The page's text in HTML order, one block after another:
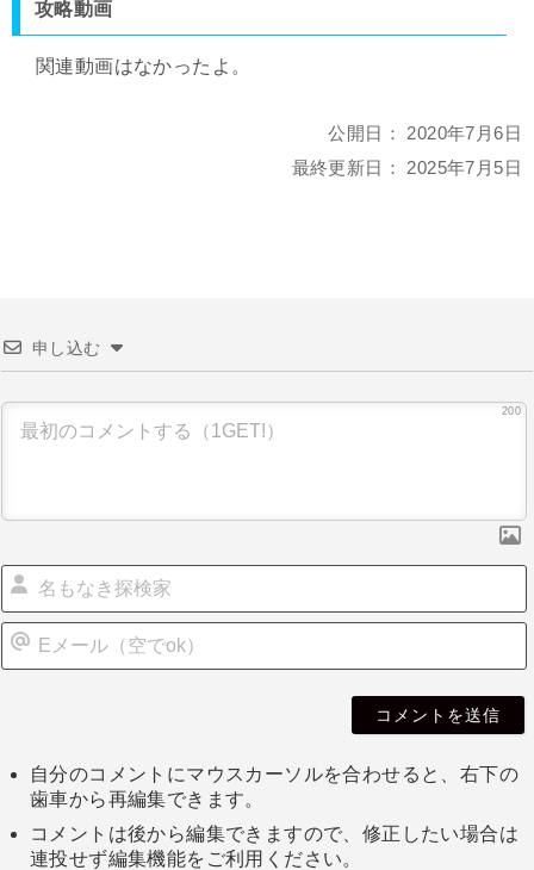
攻略動画
関連動画はなかったよ。
公開日：2020年7月6日
最終更新日：2025年7月5日
申し込む
200
自分のコメントにマウスカーソルを合わせると、右下の
歯車から再編集できます。
コメントは後から編集できますので、修正したい場合は
連投せず編集機能をご利用ください。